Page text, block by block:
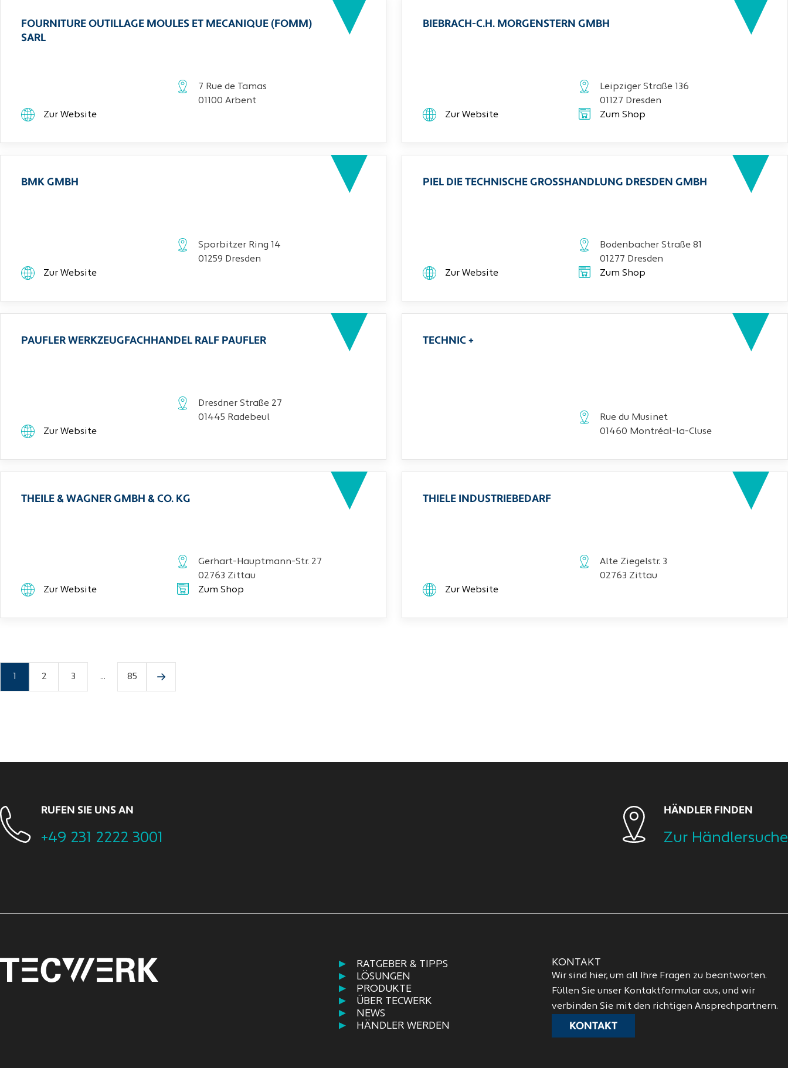
FOURNITURE OUTILLAGE MOULES ET MECANIQUE (FOMM)
SARL
7 Rue de Tamas
01100 Arbent
Zur Website
BIEBRACH-C.H. MORGENSTERN GMBH
Leipziger Straße 136
01127 Dresden
Zur Website
Zum Shop
BMK GMBH
Sporbitzer Ring 14
01259 Dresden
Zur Website
PIEL DIE TECHNISCHE GROSSHANDLUNG DRESDEN GMBH
Bodenbacher Straße 81
01277 Dresden
Zur Website
Zum Shop
PAUFLER WERKZEUGFACHHANDEL RALF PAUFLER
Dresdner Straße 27
01445 Radebeul
Zur Website
TECHNIC +
Rue du Musinet
01460 Montréal-la-Cluse
THEILE & WAGNER GMBH & CO. KG
Gerhart-Hauptmann-Str. 27
02763 Zittau
Zur Website
Zum Shop
THIELE INDUSTRIEBEDARF
Alte Ziegelstr. 3
02763 Zittau
Zur Website
2 3 ... 85
RUFEN SIE UNS AN
+49 231 2222 3001
HÄNDLER FINDEN
Zur Händlersuche
RATGEBER & TIPPS
LÖSUNGEN
PRODUKTE
ÜBER TECWERK
NEWS
HÄNDLER WERDEN
KONTAKT
Wir sind hier, um all Ihre Fragen zu beantworten.
Füllen Sie unser Kontaktformular aus, und wir
verbinden Sie mit den richtigen Ansprechpartnern.
KONTAKT